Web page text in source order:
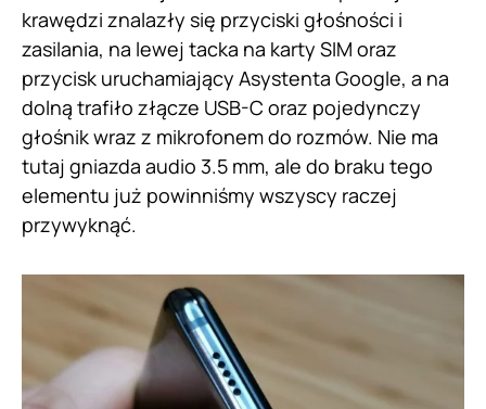
krawędzi znalazły się przyciski głośności i
zasilania, na lewej tacka na karty SIM oraz
przycisk uruchamiający Asystenta Google, a na
dolną trafiło złącze USB-C oraz pojedynczy
głośnik wraz z mikrofonem do rozmów. Nie ma
tutaj gniazda audio 3.5 mm, ale do braku tego
elementu już powinniśmy wszyscy raczej
przywyknąć.